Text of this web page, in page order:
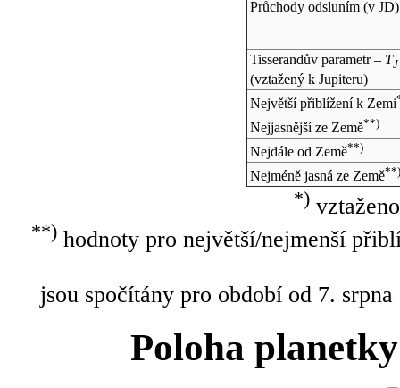
Průchody odsluním (v JD)
Tisserandův parametr – TJ
(vztažený k Jupiteru)
Největší přiblížení k Zemi
Nejjasnější ze Země**)
Nejdále od Země**)
Nejméně jasná ze Země**)
*)
**)hodnoty pro největší/nejmenší
jsou spočítány pro období od 7.
Poloha